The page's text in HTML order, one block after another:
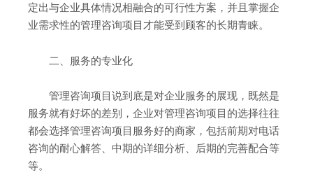
定出与企业具体情况相融合的可行性方案，并且掌握企
业需求性的管理咨询项目才能受到顾客的长期青睐。
二、服务的专业化
管理咨询项目说到底是对企业服务的展现，既然是
服务就有好坏的差别，企业对管理咨询项目的选择往往
都会选择管理咨询项目服务好的商家，包括前期对电话
咨询的耐心解答、中期的详细分析、后期的完善配合等
等。